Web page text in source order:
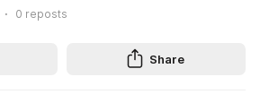
0 reposts
Share